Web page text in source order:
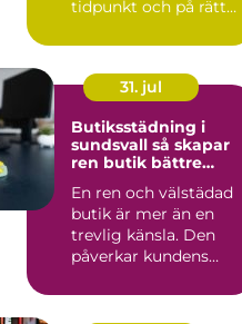
tidpunkt och på rätt
31. jul
Butiksstädning i
sundsvall så skapar
ren butik bättre
En ren och välstädad
butik är mer än en
trevlig känsla. Den
påverkar kundens
län...